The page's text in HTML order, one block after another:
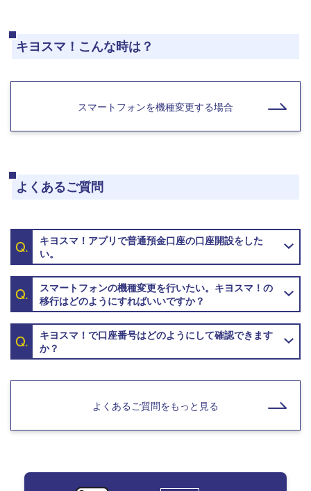
キヨスマ！こんな時は？
スマートフォンを機種変更する場合
よくあるご質問
キヨスマ！アプリで普通預金口座の口座開設をした
い。
スマートフォンの機種変更を行いたい。キヨスマ！の
移行はどのようにすればいいですか？
キヨスマ！で口座番号はどのようにして確認できます
か？
よくあるご質問をもっと見る